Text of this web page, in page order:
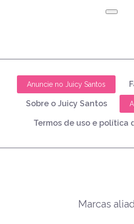
Anuncie no Juicy Santos
Sobre o Juicy Santos
Termos de uso e política
Marcas